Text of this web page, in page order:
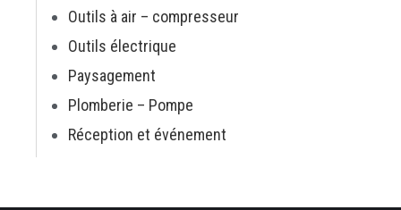
Outils à air – compresseur
Outils électrique
Paysagement
Plomberie – Pompe
Réception et événement